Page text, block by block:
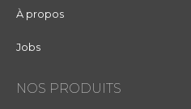
À propos
Jobs
NOS PRODUITS